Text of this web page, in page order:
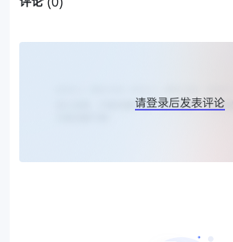
请登录后发表评论